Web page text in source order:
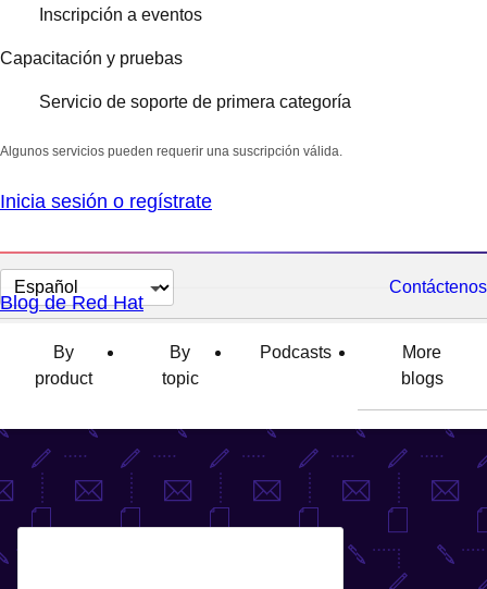
Inscripción a eventos
Capacitación y pruebas
Servicio de soporte de primera categoría
Algunos servicios pueden requerir una suscripción válida.
Inicia sesión o regístrate
Cambiar
el
idioma
Contáctenos
Blog de Red Hat
By
product
By
topic
Podcasts
More
blogs